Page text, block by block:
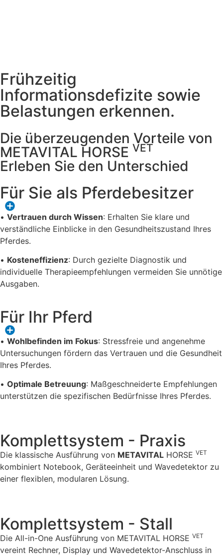
Frühzeitig
Informationsdefizite sowie
Belastungen erkennen.
Die überzeugenden Vorteile von
METAVITAL HORSE VET
Erleben Sie den Unterschied
Für Sie als Pferdebesitzer
• Vertrauen durch Wissen: Erhalten Sie klare und
verständliche Einblicke in den Gesundheitszustand Ihres
Pferdes.
• Kosteneffizienz: Durch gezielte Diagnostik und
individuelle Therapieempfehlungen vermeiden Sie unnötige
Ausgaben.
Für Ihr Pferd
• Wohlbefinden im Fokus: Stressfreie und angenehme
Untersuchungen fördern das Vertrauen und die Gesundheit
Ihres Pferdes.
• Optimale Betreuung: Maßgeschneiderte Empfehlungen
unterstützen die spezifischen Bedürfnisse Ihres Pferdes.
Komplettsystem - Praxis
Die klassische Ausführung von METAVITAL HORSE VET
kombiniert Notebook, Geräteeinheit und Wavedetektor zu
einer flexiblen, modularen Lösung.
Komplettsystem - Stall
Die All-in-One Ausführung von METAVITAL HORSE VET
vereint Rechner, Display und Wavedetektor-Anschluss in